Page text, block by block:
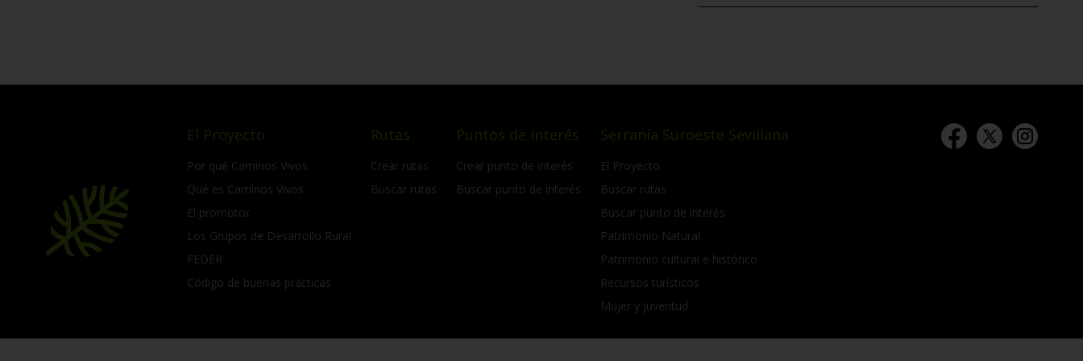
El Proyecto
Por qué Caminos Vivos
Qué es Caminos Vivos
El promotor
Los Grupos de Desarrollo Rural
FEDER
Código de buenas prácticas
Rutas
Crear rutas
Buscar rutas
Puntos de interés
Crear punto de interés
Buscar punto de interés
Serranía Suroeste Sevillana
El Proyecto
Buscar rutas
Buscar punto de interés
Patrimonio Natural
Patrimonio cultural e histórico
Recursos turísticos
Mujer y Juventud